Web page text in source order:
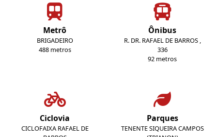
Metrô
BRIGADEIRO
488 metros
Ônibus
R. DR. RAFAEL DE BARROS ,
336
92 metros
Ciclovia
CICLOFAIXA RAFAEL DE
Parques
TENENTE SIQUEIRA CAMPOS